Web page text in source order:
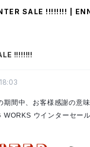
SALE !!!!!!!! | ENN LIVI
!!!!!!!!
期間中、お客様感謝の意
WORKS ウインターセー